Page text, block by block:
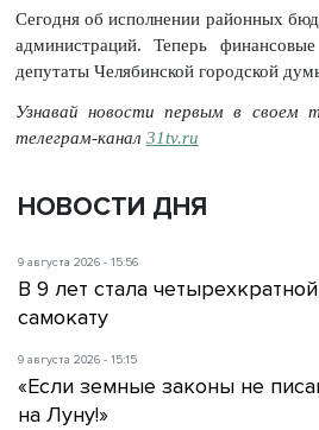
Сегодня об исполнении районных
администраций. Теперь
депутаты Челябинской городской
Узнавай новости первым в своем
телеграм-канал 31tv.ru
НОВОСТИ ДНЯ
9 августа 2026 - 15:56
В 9 лет стала
самокату
9 августа 2026 - 15:15
«Если земные законы не
на Луну!»